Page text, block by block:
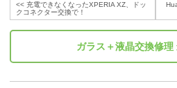
<<充電できなくなったXPERIA XZ、ドッ
クコネクター交換で！
ガラス＋液晶交換修理